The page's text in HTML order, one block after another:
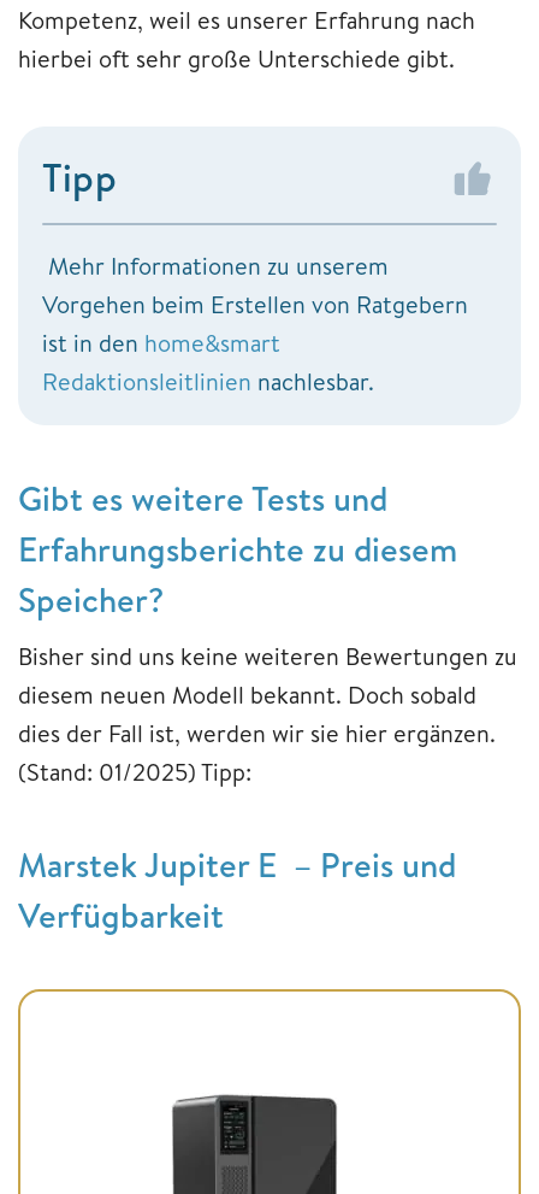
Kompetenz, weil es unserer Erfahrung nach
hierbei oft sehr große Unterschiede gibt.
Tipp
Mehr Informationen zu unserem
Vorgehen beim Erstellen von Ratgebern
ist in den home&smart
Redaktionsleitlinien nachlesbar.
Gibt es weitere Tests und
Erfahrungsberichte zu diesem
Speicher?
Bisher sind uns keine weiteren Bewertungen zu
diesem neuen Modell bekannt. Doch sobald
dies der Fall ist, werden wir sie hier ergänzen.
(Stand: 01/2025) Tipp:
Marstek Jupiter E – Preis und
Verfügbarkeit